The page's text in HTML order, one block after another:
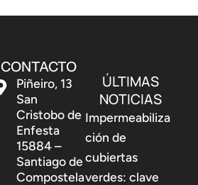
CONTACTO
Piñeiro, 13
San
Cristobo de
Enfesta
15884 –
Santiago de
Compostela
ÚLTIMAS
NOTICIAS
Impermeabiliza
ción de
cubiertas
verdes: clave